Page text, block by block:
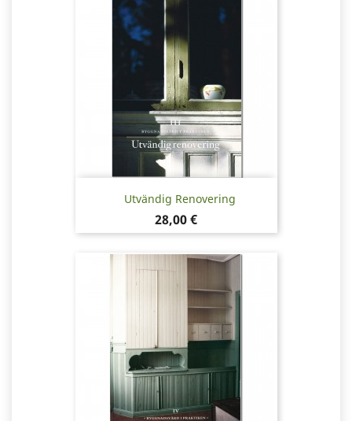
Utvändig Renovering
Pris
28,00 €